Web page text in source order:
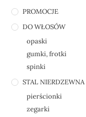
PROMOCJE
DO WŁOSÓW
opaski
gumki, frotki
spinki
STAL NIERDZEWNA
pierścionki
zegarki